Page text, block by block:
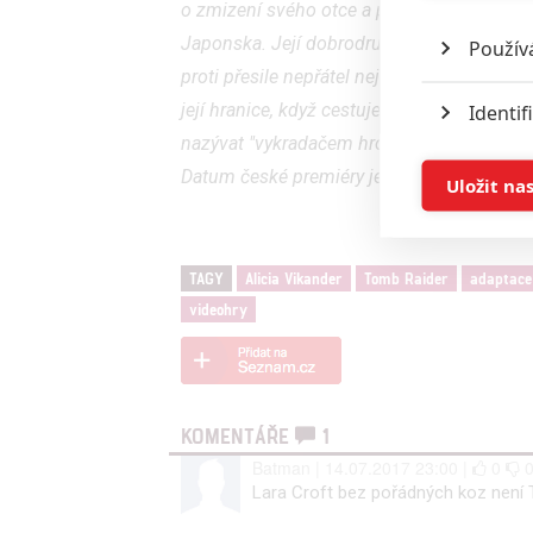
o zmizení svého otce a proto se vydá na
Japonska. Její dobrodružná cesta se
proti přesile nepřátel nejen svou bystrou
její hranice, když cestuje do neznáma.
nazývat "vykradačem hrobek".
Datum české premiéry je stanovené na
TAGY Alicia Vikander Tomb Raider adaptace
videohry
KOMENTÁŘE
1
Lara Croft bez pořádných koz není
Poskytování
Uložit